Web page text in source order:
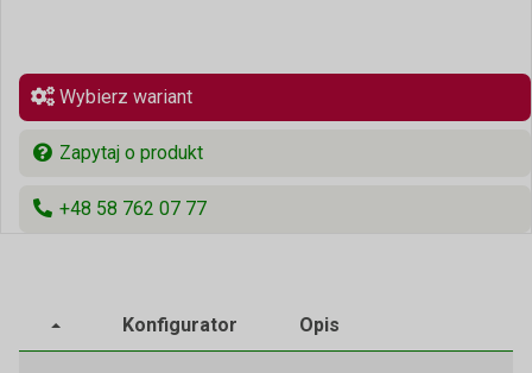
Wybierz wariant
Zapytaj o produkt
+48 58 762 07 77
Konfigurator Opis